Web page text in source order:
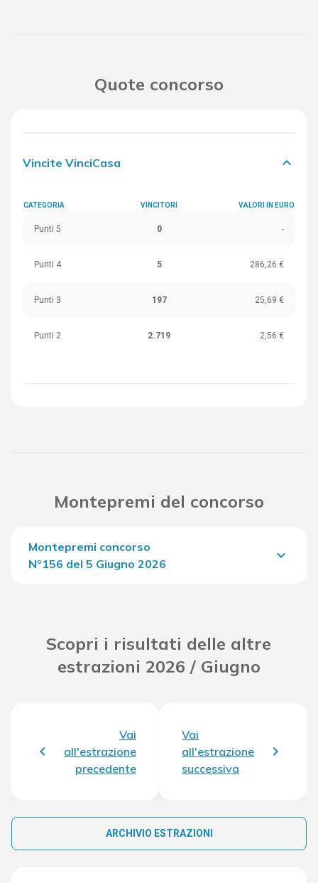
Quote concorso
Vincite VinciCasa keyboard_arrow_down
CATEGORIA VINCITORI VALORI IN EURO
Punti 5 0 -
Punti 4 5 286,26 €
Punti 3 197 25,69 €
Punti 2 2.719 2,56 €
Montepremi del concorso
Montepremi concorso
Nº156 del 5 Giugno 2026
keyboard_arrow_down
Scopri i risultati delle altre
estrazioni 2026 / Giugno
Vai
all'estrazione
precedente
Vai
all'estrazione
successiva
ARCHIVIO ESTRAZIONI